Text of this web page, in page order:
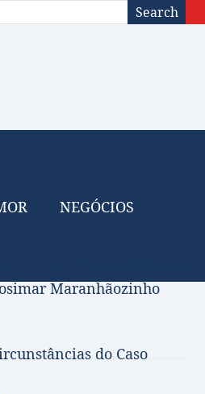
Search
NEGÓCIOS
Maranhãozinho
do Caso